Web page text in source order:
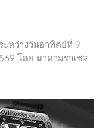
ะหว่างวันอาทิตย์ที่ 9
โดย​ มาดามราเชล